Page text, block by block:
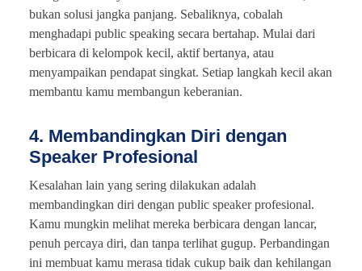
bukan solusi jangka panjang. Sebaliknya, cobalah
menghadapi public speaking secara bertahap. Mulai dari
berbicara di kelompok kecil, aktif bertanya, atau
menyampaikan pendapat singkat. Setiap langkah kecil akan
membantu kamu membangun keberanian.
4. Membandingkan Diri dengan
Speaker Profesional
Kesalahan lain yang sering dilakukan adalah
membandingkan diri dengan public speaker profesional.
Kamu mungkin melihat mereka berbicara dengan lancar,
penuh percaya diri, dan tanpa terlihat gugup. Perbandingan
ini membuat kamu merasa tidak cukup baik dan kehilangan